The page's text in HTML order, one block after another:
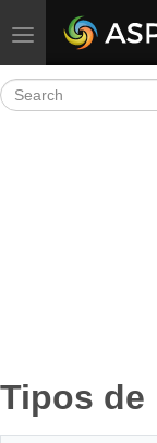
Toggle navigation
Tipos de